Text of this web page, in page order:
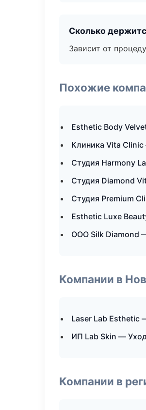
Сколько
Зависит от
Похожие
Esthetic Body
Клиника Vita
Студия Harmony
Студия Diamond
Студия Premium
Esthetic Luxe
ООО Silk Diamond
Компании в
Laser Lab Esthetic
ИП Lab Skin —
Компании в